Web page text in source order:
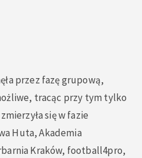
przez fazę grupową,
tracąc przy tym tylko
się w fazie
Huta, Akademia
Kraków, football4pro,